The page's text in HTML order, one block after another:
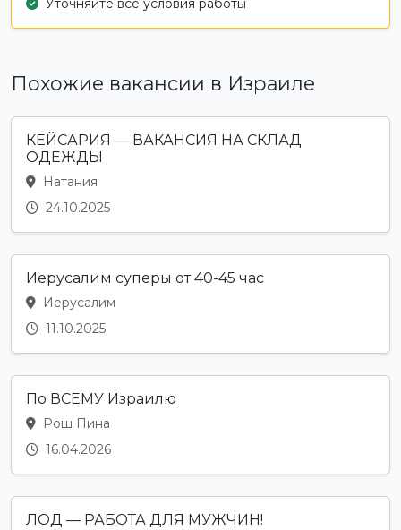
Уточняйте все условия работы
Похожие вакансии в Израиле
КЕЙСАРИЯ — ВАКАНСИЯ НА СКЛАД
ОДЕЖДЫ
Натания
24.10.2025
Иерусалим суперы от 40-45 час
Иерусалим
11.10.2025
По ВСЕМУ Израилю
Рош Пина
16.04.2026
ЛОД — РАБОТА ДЛЯ МУЖЧИН!